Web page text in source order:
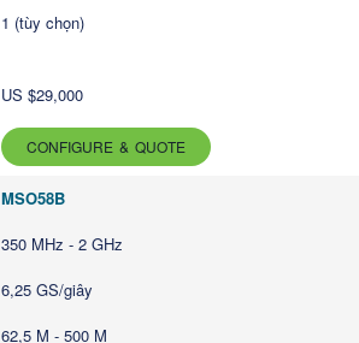
1 (tùy chọn)
US $29,000
CONFIGURE & QUOTE
MSO58B
350 MHz - 2 GHz
6,25 GS/giây
62,5 M - 500 M